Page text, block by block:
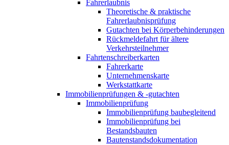
Fahrerlaubnis
Theoretische & praktische
Fahrerlaubnisprüfung
Gutachten bei Körperbehinderungen
Rückmeldefahrt für ältere
Verkehrsteilnehmer
Fahrtenschreiberkarten
Fahrerkarte
Unternehmenskarte
Werkstattkarte
Immobilienprüfungen & -gutachten
Immobilienprüfung
Immobilienprüfung baubegleitend
Immobilienprüfung bei
Bestandsbauten
Bautenstandsdokumentation